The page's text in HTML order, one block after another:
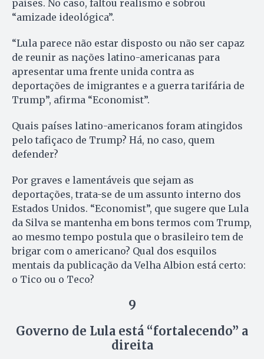
países. No caso, faltou realismo e sobrou
“amizade ideológica”.
“Lula parece não estar disposto ou não ser capaz
de reunir as nações latino-americanas para
apresentar uma frente unida contra as
deportações de imigrantes e a guerra tarifária de
Trump”, afirma “Economist”.
Quais países latino-americanos foram atingidos
pelo tafiçaco de Trump? Há, no caso, quem
defender?
Por graves e lamentáveis que sejam as
deportações, trata-se de um assunto interno dos
Estados Unidos. “Economist”, que sugere que Lula
da Silva se mantenha em bons termos com Trump,
ao mesmo tempo postula que o brasileiro tem de
brigar com o americano? Qual dos esquilos
mentais da publicação da Velha Albion está certo:
o Tico ou o Teco?
9
Governo de Lula está “fortalecendo” a
direita